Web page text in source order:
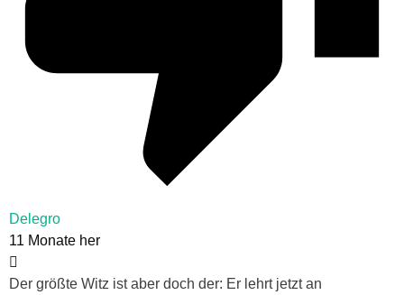
Delegro
11 Monate her
Der größte Witz ist aber doch der: Er lehrt jetzt an